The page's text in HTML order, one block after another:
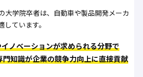
大学院卒者は、自動車や製品開発メーカ
ています。
ノベーションが求められる分野で
知識が企業の競争力向上に直接貢献